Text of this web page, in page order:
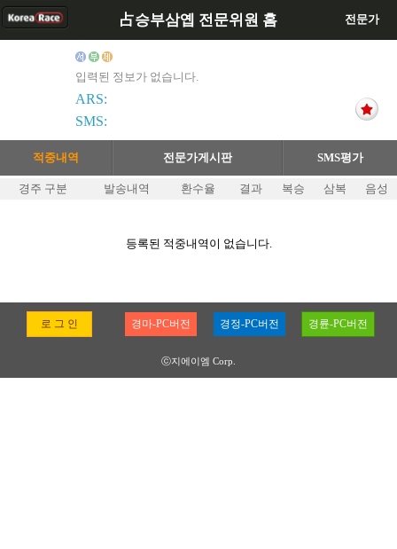
占승부삼옙 전문위원 홈 전문가
입력된 정보가 없습니다.
ARS:
SMS:
적중내역 전문가게시판 SMS평가
경주 구분 발송내역 환수율 결과 복승 삼복 음성
등록된 적중내역이 없습니다.
로 그 인 경마-PC버전 경정-PC버전 경륜-PC버전
ⓒ지에이엠 Corp.